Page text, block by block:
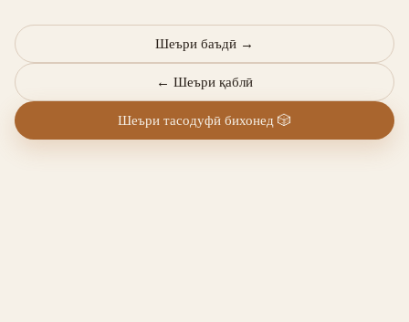
← Шеъри қаблӣ
Шеъри баъдӣ →
Шеъри тасодуфӣ бихонед 🎲